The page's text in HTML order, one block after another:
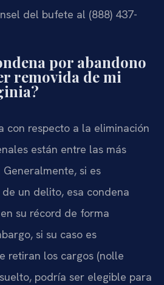
del bufete al (888) 437-
por abandono
removida de mi
con respecto a la eliminación
están entre las más
si es
un delito, esa condena
su récord de forma
si su caso es
retiran los cargos (nolle
podría ser elegible para